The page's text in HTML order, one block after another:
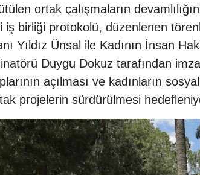
ortak çalışmaların
iş birliği protokolü, düzenlenen
Yıldız Ünsal ile Kadının İnsan
Duygu Dokuz tarafından
açılması ve kadınların sosyal
projelerin sürdürülmesi